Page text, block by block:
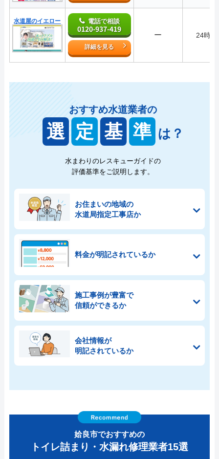
水道屋のイエロー 電話で相談
0120-937-419
詳細を見る
ー 24時間
おすすめ水道業者の
選 定 基 準 は？
水まわりのレスキューガイドの
評価基準をご説明します。
お住まいの地域の
水道局指定工事店か
料金が明記されているか
施工事例が豊富で
信頼ができるか
会社情報が
明記されているか
姶良市でおすすめの
トイレ詰まり・水漏れ修理業者15選